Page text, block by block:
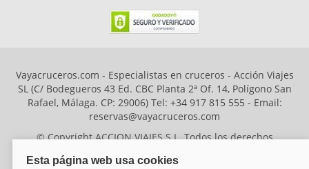
Vayacruceros.com - Especialistas en cruceros - Acción Viajes
SL (C/ Bodegueros 43 Ed. CBC Planta 2ª Of. 14, Polígono San
Rafael, Málaga. CP: 29006) Tel: +34 917 815 555 - Email:
reservas@vayacruceros.com
© Copyright ACCION VIAJES S.L. Todos los derechos